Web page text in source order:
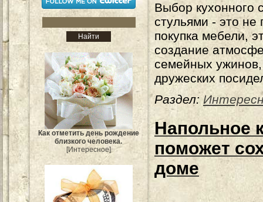
Как отметить день рождение
близкого человека.
[Интересное]
Выбор кухонного
стульями - это не
покупка мебели,
создание
семейных ужинов,
дружеских
Раздел:
Напольное
поможет
доме